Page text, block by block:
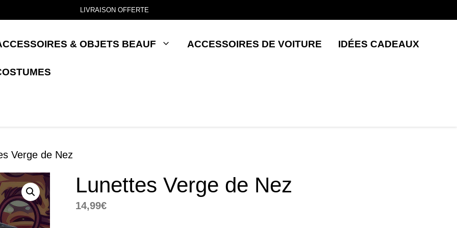
LIVRAISON OFFERTE
& OBJETS BEAUF ACCESSOIRES DE VOITURE IDÉES CADEAUX
Verge de Nez
Lunettes Verge de Nez
14,99€